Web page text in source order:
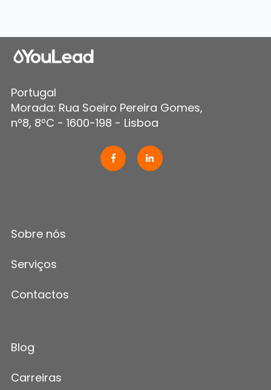
Portugal
Morada: Rua Soeiro Pereira Gomes,
nº8, 8ºC - 1600-198 - Lisboa
Sobre nós
Serviços
Contactos
Blog
Carreiras